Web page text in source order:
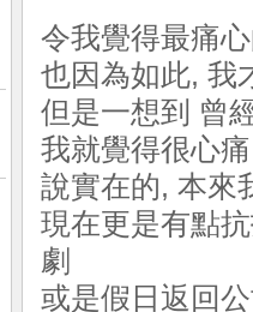
令我覺得最痛
也因為如此, 我
但是一想到 曾
我就覺得很心
說實在的, 本來
現在更是有點
劇
或是假日返回